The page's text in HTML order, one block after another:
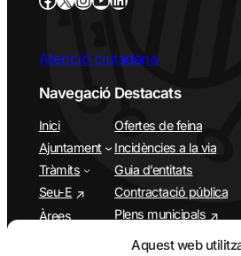
Aquest web
Atenció ciutadana
Navegació
Inici
Ajuntament
Tràmits
Seu-E
Àrees
Destacats
Ofertes de feina
Incidències a la via
Guia d’entitats
Contractació pública
Plens municipals
App Santa Cristina d’Aro